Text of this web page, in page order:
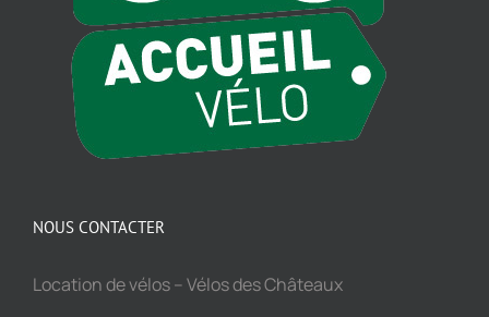
NOUS CONTACTER
Location de vélos – Vélos des Châteaux